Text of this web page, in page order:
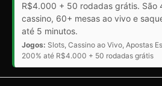
R$4.000 + 50 rodadas grátis. São
cassino, 60+ mesas ao vivo e
até 5 minutos.
Jogos: Slots, Cassino ao Vivo, Apostas
200% até R$4.000 + 50 rodadas grátis